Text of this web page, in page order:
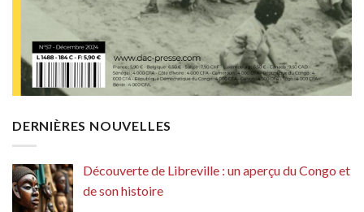
DERNIÈRES NOUVELLES
Découverte de Libreville : un aperçu du Congo et
de son histoire